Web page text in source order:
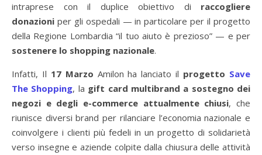
intraprese con il duplice obiettivo di raccogliere
donazioni per gli ospedali — in particolare per il progetto
della Regione Lombardia “il tuo aiuto è prezioso” — e per
sostenere lo shopping nazionale.
Infatti, Il 17 Marzo Amilon ha lanciato il progetto Save
The Shopping, la gift card multibrand a sostegno dei
negozi e degli e-commerce attualmente chiusi, che
riunisce diversi brand per rilanciare l’economia nazionale e
coinvolgere i clienti più fedeli in un progetto di solidarietà
verso insegne e aziende colpite dalla chiusura delle attività